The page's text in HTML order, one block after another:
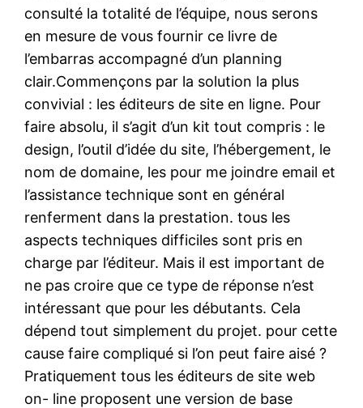
consulté la totalité de l’équipe, nous serons
en mesure de vous fournir ce livre de
l’embarras accompagné d’un planning
clair.Commençons par la solution la plus
convivial : les éditeurs de site en ligne. Pour
faire absolu, il s’agit d’un kit tout compris : le
design, l’outil d’idée du site, l’hébergement, le
nom de domaine, les pour me joindre email et
l’assistance technique sont en général
renferment dans la prestation. tous les
aspects techniques difficiles sont pris en
charge par l’éditeur. Mais il est important de
ne pas croire que ce type de réponse n’est
intéressant que pour les débutants. Cela
dépend tout simplement du projet. pour cette
cause faire compliqué si l’on peut faire aisé ?
Pratiquement tous les éditeurs de site web
on- line proposent une version de base